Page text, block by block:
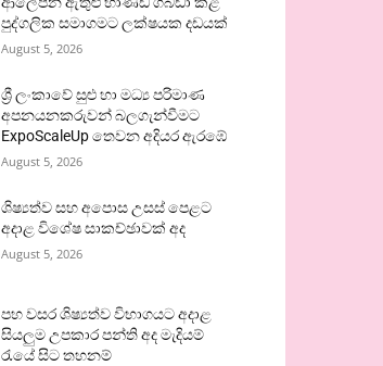
පුද්ගලික සමාගමට ලක්ෂයක දඩයක්
August 5, 2026
ශ්‍රී ලංකාවේ සුළු හා මධ්‍ය පරිමාණ
අපනයනකරුවන් බලගැන්වීමට
ExpoScaleUp තෙවන අදියර ඇරඹේ
August 5, 2026
ශිෂ්‍යත්ව සහ අපොස උසස් පෙළට
අදාළ විශේෂ සාකච්ඡාවක් අද
August 5, 2026
පහ වසර ශිෂ්‍යත්ව විභාගයට අදාළ
සියලුම උපකාර පන්ති අද මැදියම්
රැයේ සිට තහනම්